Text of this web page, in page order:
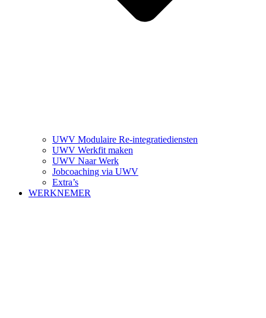
UWV Modulaire Re-integratiediensten
UWV Werkfit maken
UWV Naar Werk
Jobcoaching via UWV
Extra’s
WERKNEMER